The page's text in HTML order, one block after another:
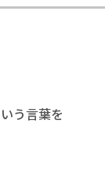
う言葉を